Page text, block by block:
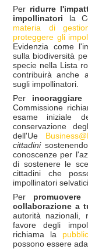
Per ridurre
impollinatori la
materia di
proteggere gli
Evidenzia come
sulla biodiversità
specie nella Lista
contribuirà anche
sugli impollinatori.
Per
Commissione
esame iniziale
conservazione
dell'Ue
cittadini
conoscenze per
di sostenere le
cittadini che
impollinatori selvatici.
Per
collaborazione a
autorità nazionali,
favore degli
richiama la
possono essere